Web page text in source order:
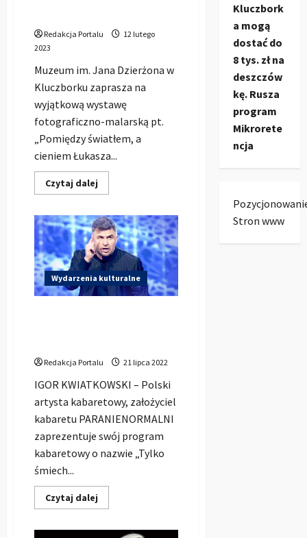
Redakcja Portalu
12 lutego
2023
Muzeum im. Jana Dzierżona w
Kluczborku zaprasza na
wyjątkową wystawę
fotograficzno-malarską pt.
„Pomiędzy światłem, a
cieniem Łukasza...
Czytaj dalej
się
Pomiędzy
światłem,
a
cieniem
Łukasz
Rawski
–
XX
lat
Wydarzenia kulturalne
Redakcja Portalu 21 lipca 2022
IGOR KWIATKOWSKI – Polski
artysta kabaretowy, założyciel
kabaretu PARANIENORMALNI
zaprezentuje swój program
kabaretowy o nazwie „Tylko
śmiech...
Czytaj dalej
się
Kluczbork
a mogą
dostać do
8 tys. zł na
deszczów
kę. Rusza
program
Mikrorete
ncja
Stron www